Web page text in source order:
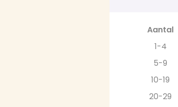
Aantal
1-4
5-9
10-19
20-29